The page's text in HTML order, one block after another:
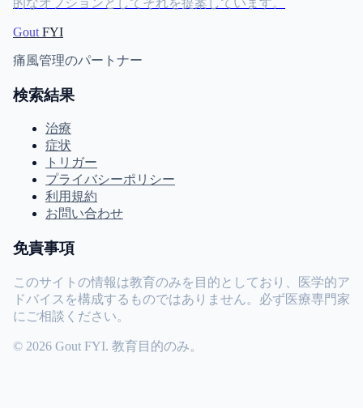
的なオプションとしてそれを提案しています。
Gout FYI
痛風管理のパートナー
検索結果
治療
症状
トリガー
プライバシーポリシー
利用規約
お問い合わせ
免責事項
このサイトの情報は教育のみを目的としており、医学的ア
ドバイスを構成するものではありません。必ず医療専門家
にご相談ください。
© 2026 Gout FYI. 教育目的のみ。